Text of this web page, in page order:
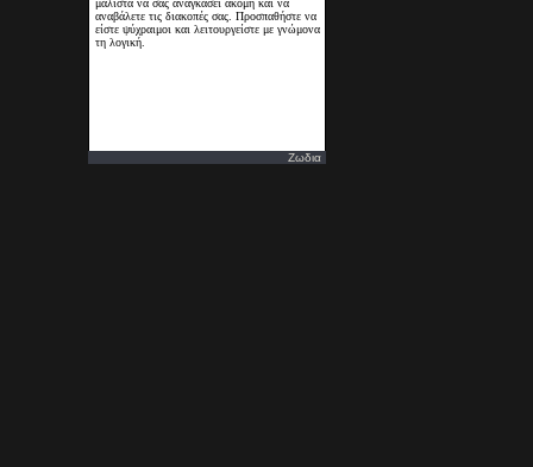
Ζωδια